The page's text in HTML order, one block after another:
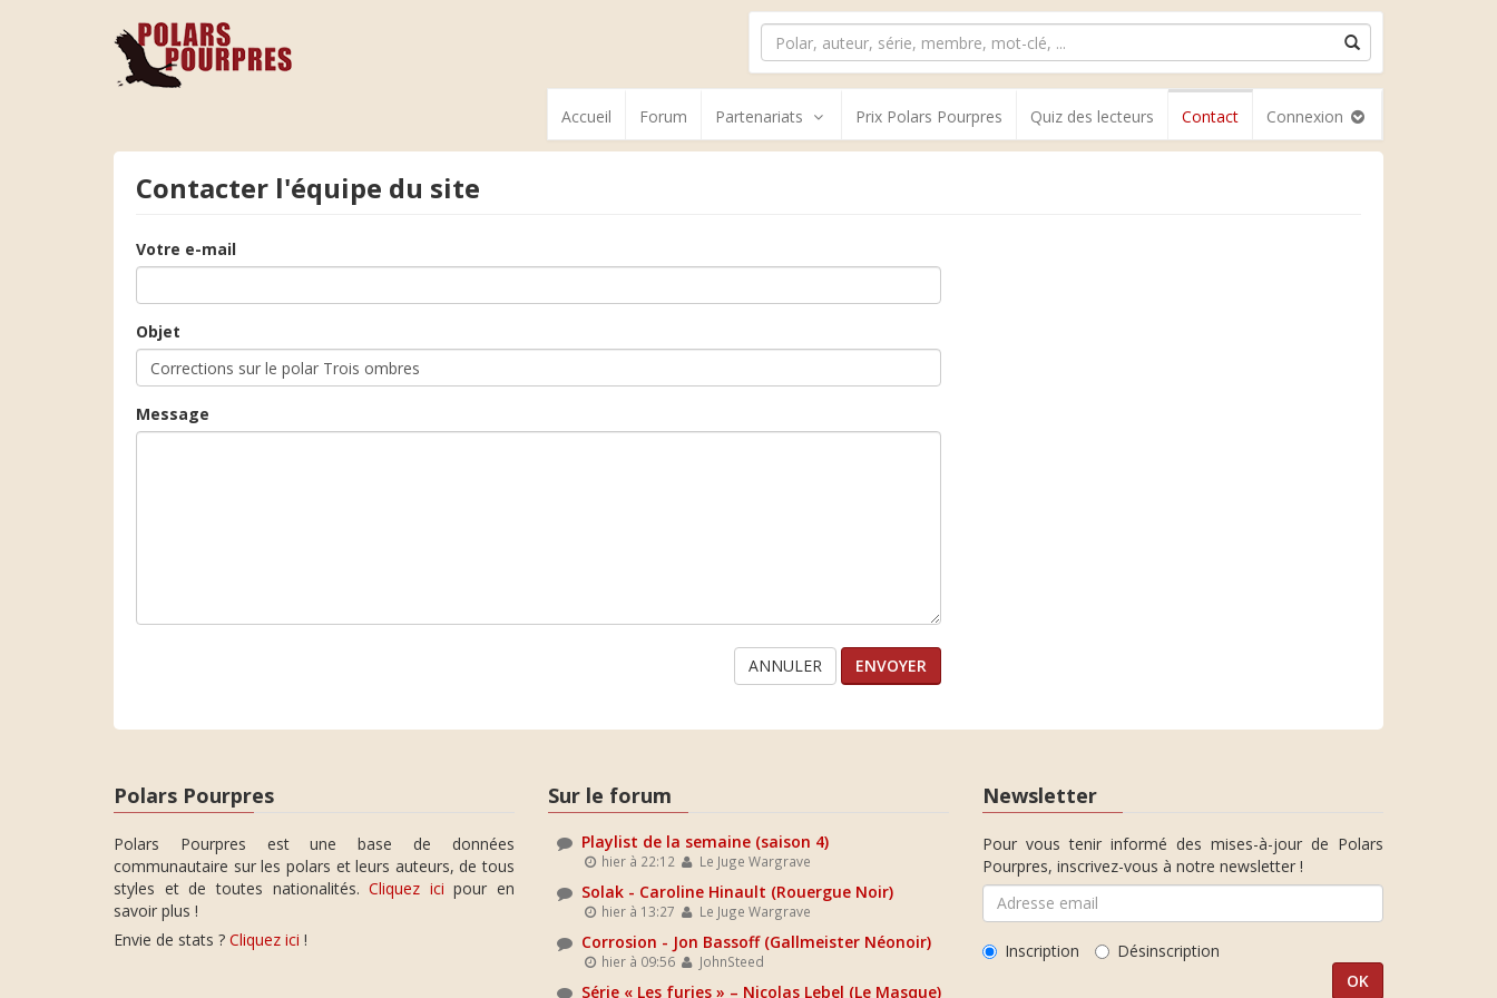
Accueil Forum Partenariats Prix Polars Pourpres Quiz des lecteurs Contact Connexion
Contacter l'équipe du site
Votre e-mail
Objet
Message
ANNULER
Polars Pourpres
Polars Pourpres est une base de données
communautaire sur les polars et leurs auteurs, de tous
styles et de toutes nationalités.Cliquez ici pour en
savoir plus !
Envie de stats ? Cliquez ici !
Sur le forum
Playlist de la semaine (saison 4)
hier à 22:12 Le Juge Wargrave
Solak - Caroline Hinault (Rouergue Noir)
hier à 13:27 Le Juge Wargrave
Corrosion - Jon Bassoff (Gallmeister Néonoir)
hier à 09:56 JohnSteed
Série « Les furies » – Nicolas Lebel (Le Masque)
Newsletter
Pour vous tenir informé des mises-à-jour de Polars
Pourpres, inscrivez-vous à notre newsletter !
Inscription Désinscription